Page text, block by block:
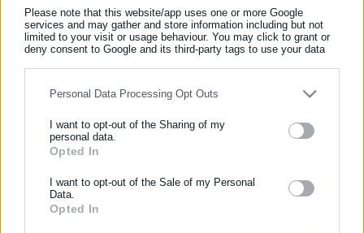
Please note that this website/app uses one or more Google
services and may gather and store information including but not
limited to your visit or usage behaviour. You may click to grant or
deny consent to Google and its third-party tags to use your data
Personal Data Processing Opt Outs
I want to opt-out of the Sharing of my
personal data.
Opted In
I want to opt-out of the Sale of my Personal
Data.
Opted In
Καλλιθέας για τη μονιμοποίηση 63 συμβασιούχων. Αυτό
που δεν διαβάσατε είναι το (πλούσιο) παρασκήνιο που
προηγήθηκε για να φτάσει ο φίλος μου ο
Αποκεντρωμένος Gregory (παλιός βλαχοminister
Χαλανδρίου) Ζαφειρόπουλος […]
Τελευταία νέα Δημοφιλή
Όλα τα νέα
ΕΓΓΡΑΦΗ NEWSLETTER
Ενημερωθείτε πρώτοι για ειδήσεις και θέματα από το χώρο της
Αυτοδιοίκησης, της δημόσιας διοίκησης, της εργασίας, της
ασφάλισης αλλά και γενικότερης επικαιρότητας από την Ελλάδα
Συμπλήρωσε όνομα
Συμπλήρωσε επώνυμο